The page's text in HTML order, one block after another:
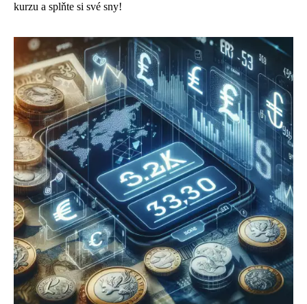
kurzu a splňte si své sny!